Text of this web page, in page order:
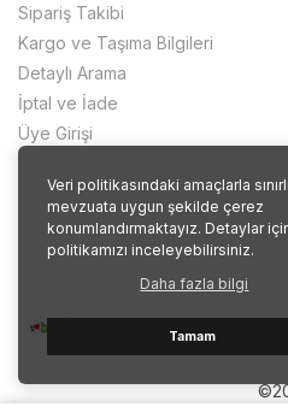
Veri politikasındaki amaçlarla
mevzuata uygun şekilde çerez
konumlandırmaktayız. Detaylar
politikamızı inceleyebilirsiniz.
Daha fazla bilgi
Tamam
Sipariş Takibi
Kargo ve Taşıma Bilgileri
Detaylı Arama
İptal ve İade
Üye Girişi